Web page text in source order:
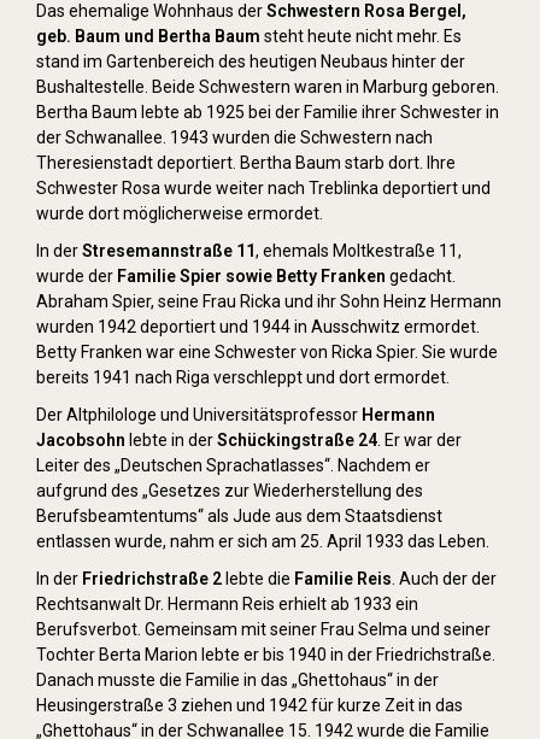
Das ehemalige Wohnhaus derSchwestern Rosa Bergel,
geb. Baum und Bertha Baum steht heute nicht mehr. Es
stand im Gartenbereich des heutigen Neubaus hinter der
Bushaltestelle. Beide Schwestern waren in Marburg geboren.
Bertha Baum lebte ab 1925 bei der Familie ihrer Schwester in
der Schwanallee. 1943 wurden die Schwestern nach
Theresienstadt deportiert. Bertha Baum starb dort. Ihre
Schwester Rosa wurde weiter nach Treblinka deportiert und
wurde dort möglicherweise ermordet.
In derStresemannstraße 11, ehemals Moltkestraße 11,
wurde der Familie Spier sowie Betty Franken gedacht.
Abraham Spier, seine Frau Ricka und ihr Sohn Heinz Hermann
wurden 1942 deportiert und 1944 in Ausschwitz ermordet.
Betty Franken war eine Schwester von Ricka Spier. Sie wurde
bereits 1941 nach Riga verschleppt und dort ermordet.
Der Altphilologe und Universitätsprofessor Hermann
Jacobsohn lebte in derSchückingstraße 24 . Er war der
Leiter des „Deutschen Sprachatlasses“. Nachdem er
aufgrund des „Gesetzes zur Wiederherstellung des
Berufsbeamtentums“ als Jude aus dem Staatsdienst
entlassen wurde, nahm er sich am 25. April 1933 das Leben.
In der Friedrichstraße 2 lebte die Familie Reis . Auch der der
Rechtsanwalt Dr. Hermann Reis erhielt ab 1933 ein
Berufsverbot. Gemeinsam mit seiner Frau Selma und seiner
Tochter Berta Marion lebte er bis 1940 in der Friedrichstraße.
Danach musste die Familie in das „Ghettohaus“ in der
Heusingerstraße 3 ziehen und 1942 für kurze Zeit in das
„Ghettohaus“ in der Schwanallee 15. 1942 wurde die Familie